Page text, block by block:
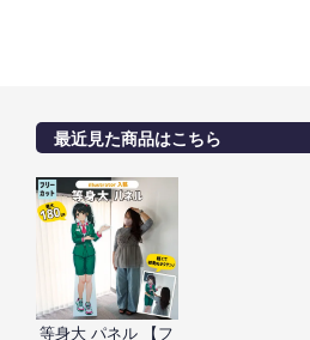
最近見た商品はこちら
等身大 パネル 【フ